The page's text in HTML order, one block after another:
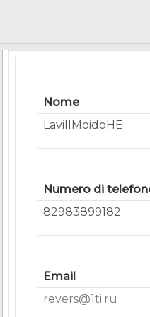
Nome
LavillMoidoHE
Numero di
82983899182
Email
revers@1ti.ru